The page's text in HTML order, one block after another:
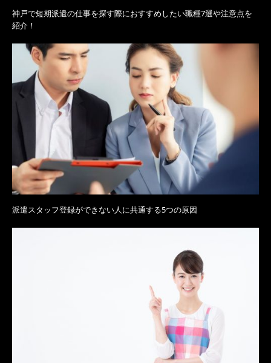
神戸で短期派遣の仕事を探す際におすすめしたい職種7選や注意点を
紹介！
派遣スタッフ登録ができない人に共通する5つの原因